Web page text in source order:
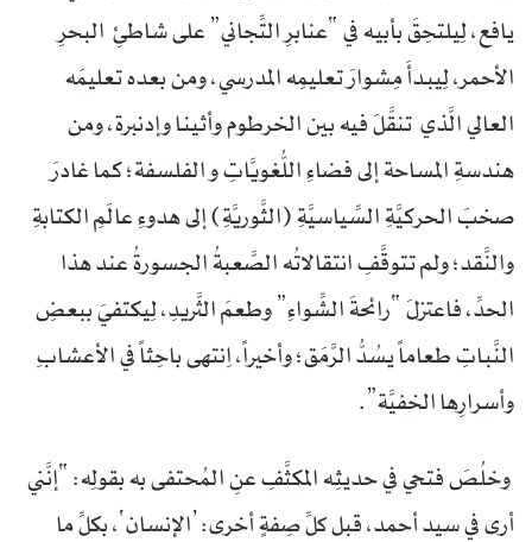
يافع، لِيلتحِقَ بأبيه في “عنابرِ التِّجاني” على شاطئِ البحرِ
الأحمر، لِيبدأَ مِشوارَ تعليمِه المدرسي، ومن بعده تعليمَه
العالي الَّذي تنقَّلَ فيه بين الخرطوم وأثينا وإدنبرة، ومن
هندسةِ المساحة إلى فضاءِ اللُّغويَّاتِ و الفلسفة؛ كما غادرَ
صخبَ الحركيَّةِ السِّياسيَّةِ (الثَّوريَّةِ) إلى هدوءِ عالَمِ الكتابةِ
والنَّقد؛ ولم تتوقَّفِ انتقالاتُه الصَّعبةُ الجسورةُ عند هذا
الحدِّ، فاعتزلَ “رائحةَ الشِّواءِ” وطعمَ الثَّريدِ، لِيكتفيَ ببعضِ
النَّباتِ طعاماً يسُدُّ الرَّمَق؛ وأخيراً، اِنتهى باحِثاً في الأعشابِ
وأسرارِها الخفيَّة”.
وخلُصَ فتحي في حديثِه المكثَّفِ عنِ المُحتفى به بقولِه: “إنَّني
أرى في سيد أحمد، قبل كلِّ صِفةٍ أخرى: ’الإنسان‘، بكلِّ ما